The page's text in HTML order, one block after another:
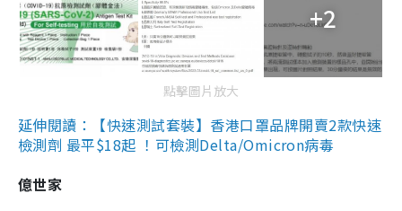
+2
點擊圖片放大
延伸閱讀：【快速測試套裝】香港口罩品牌開賣2款快速
檢測劑 最平$18起 ！可檢測Delta/Omicron病毒
億世家